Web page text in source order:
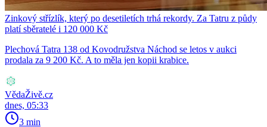
Zinkový střízlík, který po desetiletích trhá rekordy. Za Tatru z půdy
platí sběratelé i 120 000 Kč
Plechová Tatra 138 od Kovodružstva Náchod se letos v aukci
prodala za 9 200 Kč. A to měla jen kopii krabice.
VědaŽivě.cz
dnes, 05:33
3 min